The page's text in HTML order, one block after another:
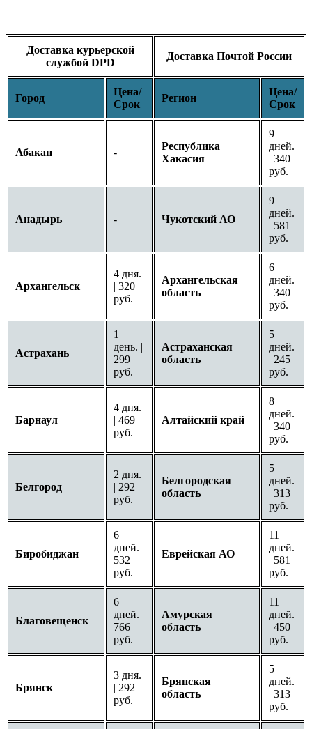
Доставка курьерской
службой DPD
Доставка Почтой России
Город
Цена/
Срок
Регион
Цена/
Срок
Абакан -
Республика
Хакасия
9
дней.
| 340
руб.
Анадырь - Чукотский АО
9
дней.
| 581
руб.
Архангельск
4 дня.
| 320
руб.
Архангельская
область
6
дней.
| 340
руб.
Астрахань
1
день. |
299
руб.
Астраханская
область
5
дней.
| 245
руб.
Барнаул
4 дня.
| 469
руб.
Алтайский край
8
дней.
| 340
руб.
Белгород
2 дня.
| 292
руб.
Белгородская
область
5
дней.
| 313
руб.
Биробиджан
6
дней. |
532
руб.
Еврейская АО
11
дней.
| 581
руб.
Благовещенск
6
дней. |
766
руб.
Амурская
область
11
дней.
| 450
руб.
Брянск
3 дня.
| 292
руб.
Брянская
область
5
дней.
| 313
руб.